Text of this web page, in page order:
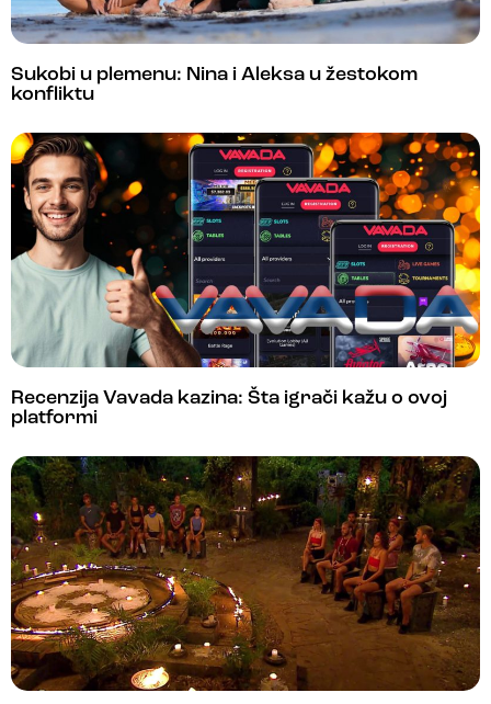
Sukobi u plemenu: Nina i Aleksa u žestokom
konfliktu
Recenzija Vavada kazina: Šta igrači kažu o ovoj
platformi